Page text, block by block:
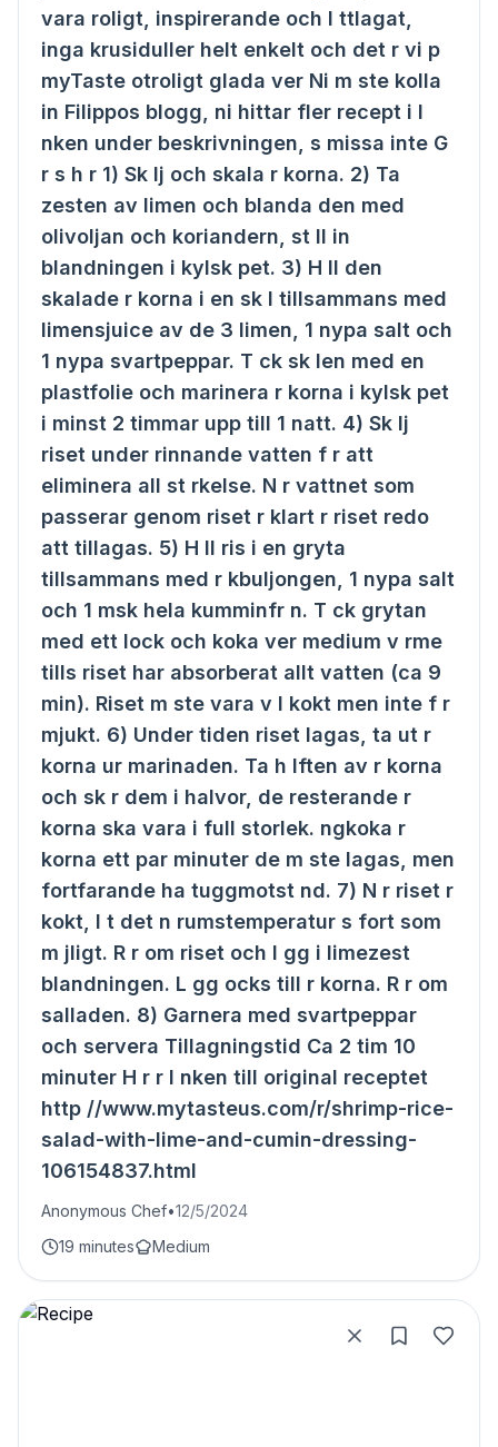
vara roligt, inspirerande och l ttlagat,
inga krusiduller helt enkelt och det r vi p
myTaste otroligt glada ver Ni m ste kolla
in Filippos blogg, ni hittar fler recept i l
nken under beskrivningen, s missa inte G
r s h r 1) Sk lj och skala r korna. 2) Ta
zesten av limen och blanda den med
olivoljan och koriandern, st ll in
blandningen i kylsk pet. 3) H ll den
skalade r korna i en sk l tillsammans med
limensjuice av de 3 limen, 1 nypa salt och
1 nypa svartpeppar. T ck sk len med en
plastfolie och marinera r korna i kylsk pet
i minst 2 timmar upp till 1 natt. 4) Sk lj
riset under rinnande vatten f r att
eliminera all st rkelse. N r vattnet som
passerar genom riset r klart r riset redo
att tillagas. 5) H ll ris i en gryta
tillsammans med r kbuljongen, 1 nypa salt
och 1 msk hela kumminfr n. T ck grytan
med ett lock och koka ver medium v rme
tills riset har absorberat allt vatten (ca 9
min). Riset m ste vara v l kokt men inte f r
mjukt. 6) Under tiden riset lagas, ta ut r
korna ur marinaden. Ta h lften av r korna
och sk r dem i halvor, de resterande r
korna ska vara i full storlek. ngkoka r
korna ett par minuter de m ste lagas, men
fortfarande ha tuggmotst nd. 7) N r riset r
kokt, l t det n rumstemperatur s fort som
m jligt. R r om riset och l gg i limezest
blandningen. L gg ocks till r korna. R r om
salladen. 8) Garnera med svartpeppar
och servera Tillagningstid Ca 2 tim 10
minuter H r r l nken till original receptet
http //www.mytasteus.com/r/shrimp-rice-
salad-with-lime-and-cumin-dressing-
106154837.html
Anonymous Chef•12/5/2024
19 minutes
Medium